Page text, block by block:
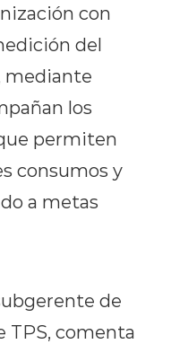
con
del
mediante
los
permiten
consumos y
a metas
de
TPS, comenta